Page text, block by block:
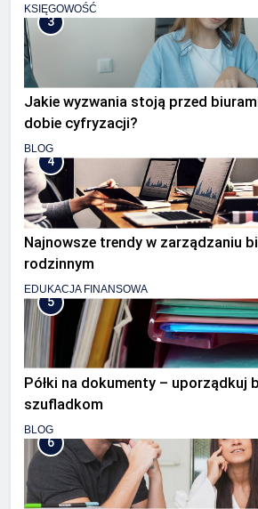
KSIĘGOWOŚĆ
3
Jakie wyzwania stoją przed
dobie cyfryzacji?
BLOG
4
Najnowsze trendy w zarządzaniu
rodzinnym
EDUKACJA FINANSOWA
5
Półki na dokumenty – uporządkuj
szufladkom
BLOG
6